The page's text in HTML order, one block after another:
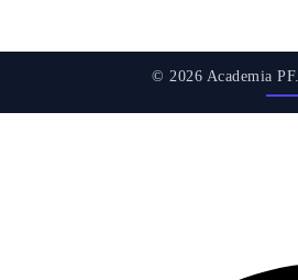
© 2026 Academia